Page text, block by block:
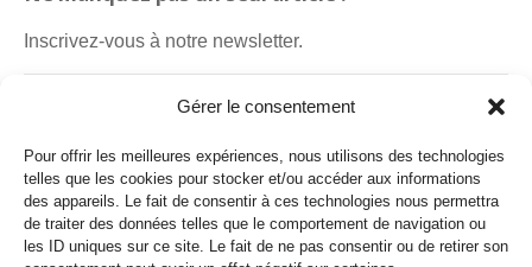
Gérer le consentement
Pour offrir les meilleures expériences, nous utilisons des technologies
telles que les cookies pour stocker et/ou accéder aux informations
des appareils. Le fait de consentir à ces technologies nous permettra
de traiter des données telles que le comportement de navigation ou
les ID uniques sur ce site. Le fait de ne pas consentir ou de retirer son
Inscrivez-vous à notre newsletter.